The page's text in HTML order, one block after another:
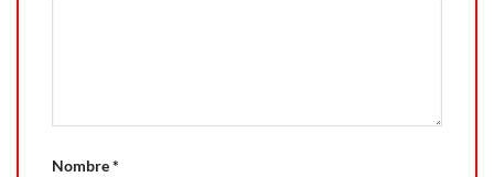
Nombre*